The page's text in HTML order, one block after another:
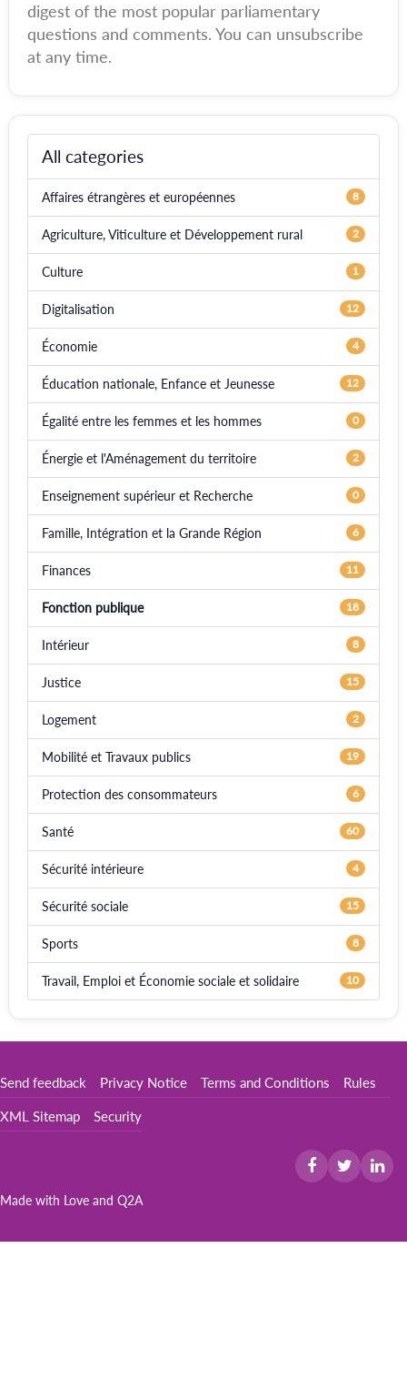
digest of the most popular parliamentary
questions and comments. You can unsubscribe
at any time.
All categories
Affaires étrangères et européennes 8
Agriculture, Viticulture et Développement rural 2
Culture 1
Digitalisation 12
Économie 4
Éducation nationale, Enfance et Jeunesse 12
Égalité entre les femmes et les hommes 0
Énergie et l'Aménagement du territoire 2
Enseignement supérieur et Recherche 0
Famille, Intégration et la Grande Région 6
Finances 11
Fonction publique 18
Intérieur 8
Justice 15
Logement 2
Mobilité et Travaux publics 19
Protection des consommateurs 6
Santé 60
Sécurité intérieure 4
Sécurité sociale 15
Sports 8
Travail, Emploi et Économie sociale et solidaire 10
Send feedback Privacy Notice Terms and Conditions Rules
XML Sitemap Security
Made with Love and Q2A